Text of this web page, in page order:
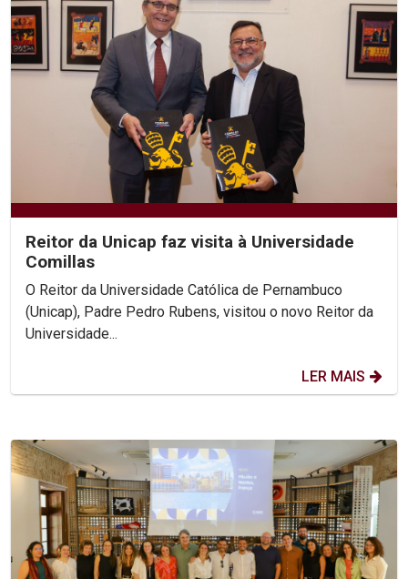
Reitor da Unicap faz visita à Universidade
Comillas
O Reitor da Universidade Católica de Pernambuco
(Unicap), Padre Pedro Rubens, visitou o novo Reitor da
Universidade...
LER MAIS